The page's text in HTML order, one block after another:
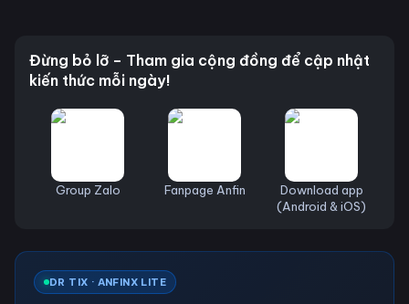
Đừng bỏ lỡ – Tham gia cộng đồng để cập nhật
kiến thức mỗi ngày!
Group Zalo Fanpage Anfin
Download app
(Android & iOS)
DR TIX · ANFINX LITE